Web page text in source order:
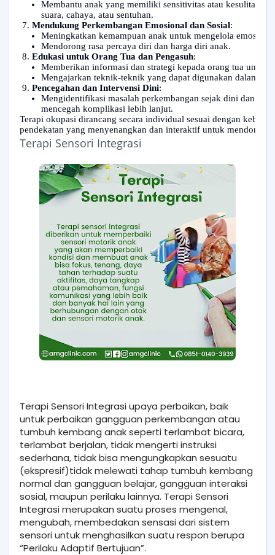
Membantu anak yang memiliki sensitivitas atau kesulitan
suara, cahaya, atau sentuhan.
Mendukung Perkembangan Emosional dan Sosial:
Meningkatkan kemampuan anak untuk mengelola emosi
Mendorong rasa percaya diri dan harga diri anak.
Edukasi untuk Orang Tua dan Pengasuh:
Memberikan informasi dan strategi kepada orang tua untuk
Mengajarkan teknik-teknik yang dapat digunakan dalam
Pencegahan dan Intervensi Dini:
Mengidentifikasi masalah perkembangan sejak dini dan
mencegah komplikasi lebih lanjut.
Terapi okupasi dirancang secara individual sesuai dengan
pendekatan yang menyenangkan dan interaktif untuk mendorong
Terapi Sensori Integrasi
Terapi Sensori Integrasi upaya perbaikan, baik
untuk perbaikan gangguan perkembangan atau
tumbuh kembang anak seperti terlambat bicara,
terlambat berjalan, tidak mengerti instruksi
sederhana, tidak bisa mengungkapkan sesuatu
(ekspresif)tidak melewati tahap tumbuh kembang
normal dan gangguan belajar, gangguan interaksi
sosial, maupun perilaku lainnya. Terapi Sensori
Integrasi merupakan suatu proses mengenal,
mengubah, membedakan sensasi dari sistem
sensori untuk menghasilkan suatu respon berupa
“Perilaku Adaptif Bertujuan”.